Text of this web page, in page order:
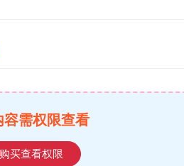
容需权限查看
购买查看权限